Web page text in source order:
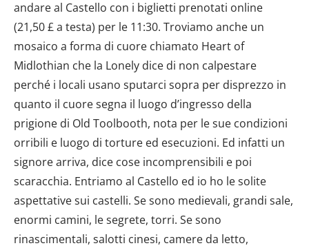
andare al Castello con i biglietti prenotati online
(21,50 £ a testa) per le 11:30. Troviamo anche un
mosaico a forma di cuore chiamato Heart of
Midlothian che la Lonely dice di non calpestare
perché i locali usano sputarci sopra per disprezzo in
quanto il cuore segna il luogo d’ingresso della
prigione di Old Toolbooth, nota per le sue condizioni
orribili e luogo di torture ed esecuzioni. Ed infatti un
signore arriva, dice cose incomprensibili e poi
scaracchia. Entriamo al Castello ed io ho le solite
aspettative sui castelli. Se sono medievali, grandi sale,
enormi camini, le segrete, torri. Se sono
rinascimentali, salotti cinesi, camere da letto,